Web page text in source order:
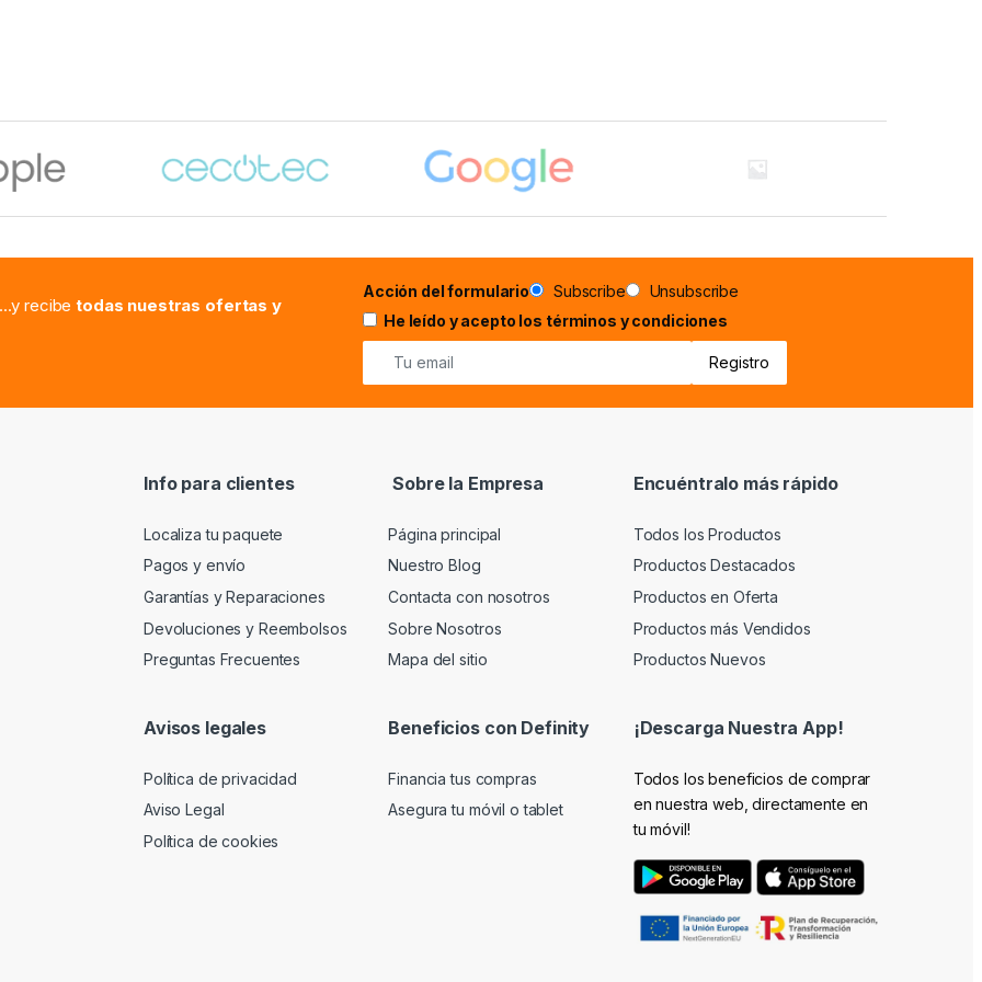
...y recibetodas nuestras ofertas y
Acción del formulario Subscribe
Unsubscribe
He leído y acepto los términos y condiciones
Info para clientes
Localiza tu paquete
Pagos y envío
Garantías y Reparaciones
Devoluciones y Reembolsos
Preguntas Frecuentes
Sobre la Empresa
Página principal
Nuestro Blog
Contacta con nosotros
Sobre Nosotros
Mapa del sitio
Encuéntralo más rápido
Todos los Productos
Productos Destacados
Productos en Oferta
Productos más Vendidos
Productos Nuevos
Avisos legales
Política de privacidad
Aviso Legal
Política de cookies
Beneficios con Definity
Financia tus compras
Asegura tu móvil o tablet
¡Descarga Nuestra App!
Todos los beneficios de comprar
en nuestra web, directamente en
tu móvil!